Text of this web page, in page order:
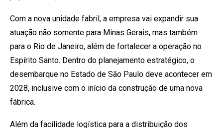
Com a nova unidade fabril, a empresa vai expandir sua
atuação não somente para Minas Gerais, mas também
para o Rio de Janeiro, além de fortalecer a operação no
Espírito Santo. Dentro do planejamento estratégico, o
desembarque no Estado de São Paulo deve acontecer em
2028, inclusive com o início da construção de uma nova
fábrica.
Além da facilidade logística para a distribuição dos